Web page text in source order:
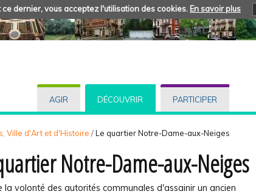
dernier, vous acceptez l'utilisation des cookies. En savoir plus
AGIR DÉCOUVRIR PARTICIPER
Ville d'Art et d'Histoire /Le quartier Notre-Dame-aux-Neiges
Notre-Dame-aux-Neiges
la volonté des autorités communales d'assainir un ancien